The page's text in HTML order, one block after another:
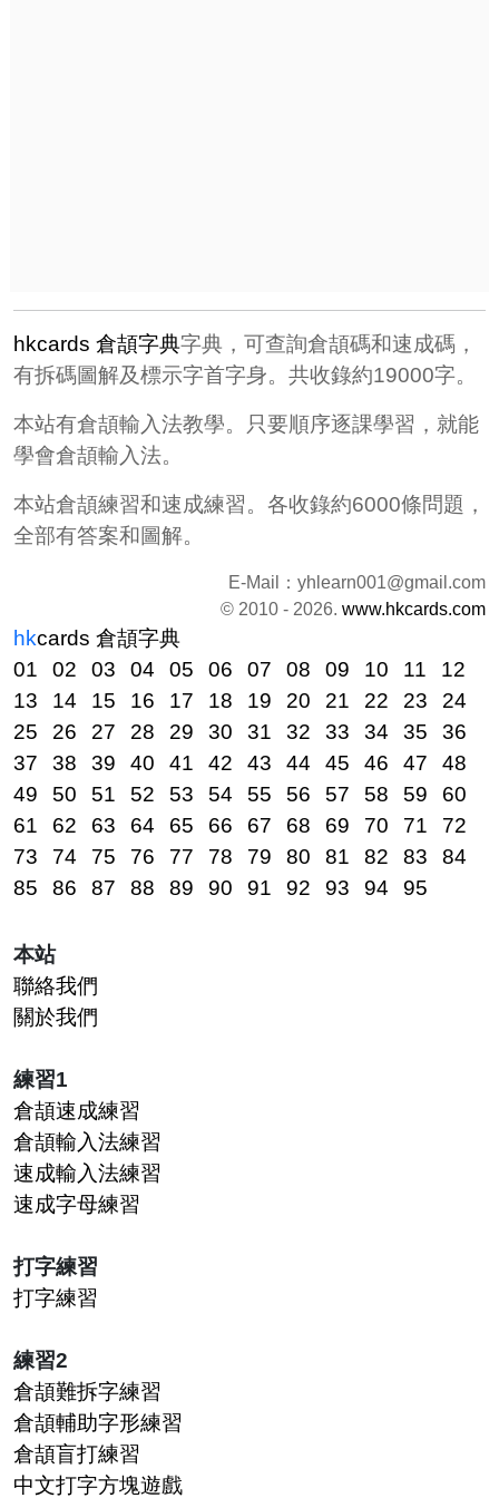
hkcards 倉頡字典字典，可查詢倉頡碼和速成碼，
有拆碼圖解及標示字首字身。共收錄約19000字。
本站有倉頡輸入法教學。只要順序逐課學習，就能
學會倉頡輸入法。
本站倉頡練習和速成練習。各收錄約6000條問題，
全部有答案和圖解。
E-Mail： yhlearn001@gmail.com
© 2010 - 2026. www.hkcards.com
hkcards 倉頡字典
01
02 03 04 05 06 07 08 09 10 11
12
13
14 15 16 17 18 19 20 21 22 23
24
25
26 27 28 29 30 31 32 33 34 35
36
37
38 39 40 41 42 43 44 45 46 47
48
49
50 51 52 53 54 55 56 57 58 59
60
61
62 63 64 65 66 67 68 69 70 71
72
73
74 75 76 77 78 79 80 81 82 83
84
85
86 87 88 89 90 91 92 93 94 95
本站
聯絡我們
關於我們
練習1
倉頡速成練習
倉頡輸入法練習
速成輸入法練習
速成字母練習
打字練習
打字練習
練習2
倉頡難拆字練習
倉頡輔助字形練習
倉頡盲打練習
中文打字方塊遊戲